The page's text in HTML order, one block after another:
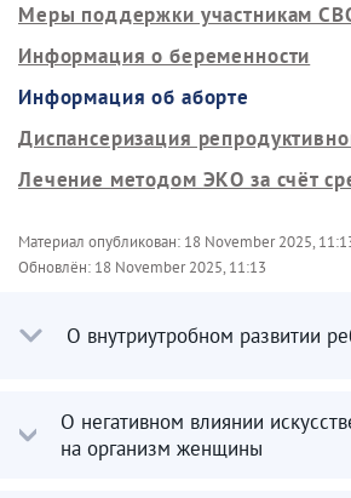
Меры поддержки участникам
Информация о беременности
Информация об аборте
Диспансеризация
Лечение методом ЭКО за счёт
Материал опубликован: 18 November 2025,
Обновлён: 18 November 2025, 11:13
О внутриутробном развитии
О негативном влиянии
на организм женщины